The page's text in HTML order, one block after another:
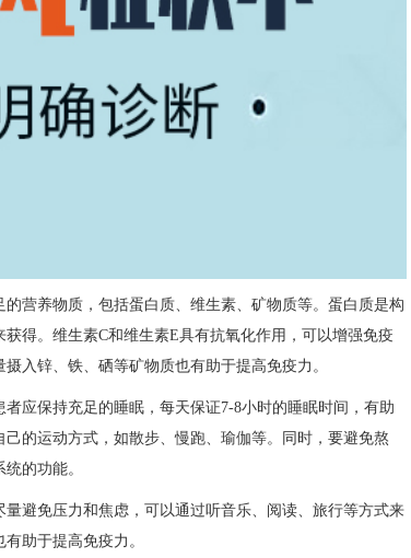
养物质，包括蛋白质、维生素、矿物质等。蛋白质是构
得。维生素C和维生素E具有抗氧化作用，可以增强免疫
入锌、铁、硒等矿物质也有助于提高免疫力。
保持充足的睡眠，每天保证7-8小时的睡眠时间，有助
的运动方式，如散步、慢跑、瑜伽等。同时，要避免熬
的功能。
免压力和焦虑，可以通过听音乐、阅读、旅行等方式来
助于提高免疫力。